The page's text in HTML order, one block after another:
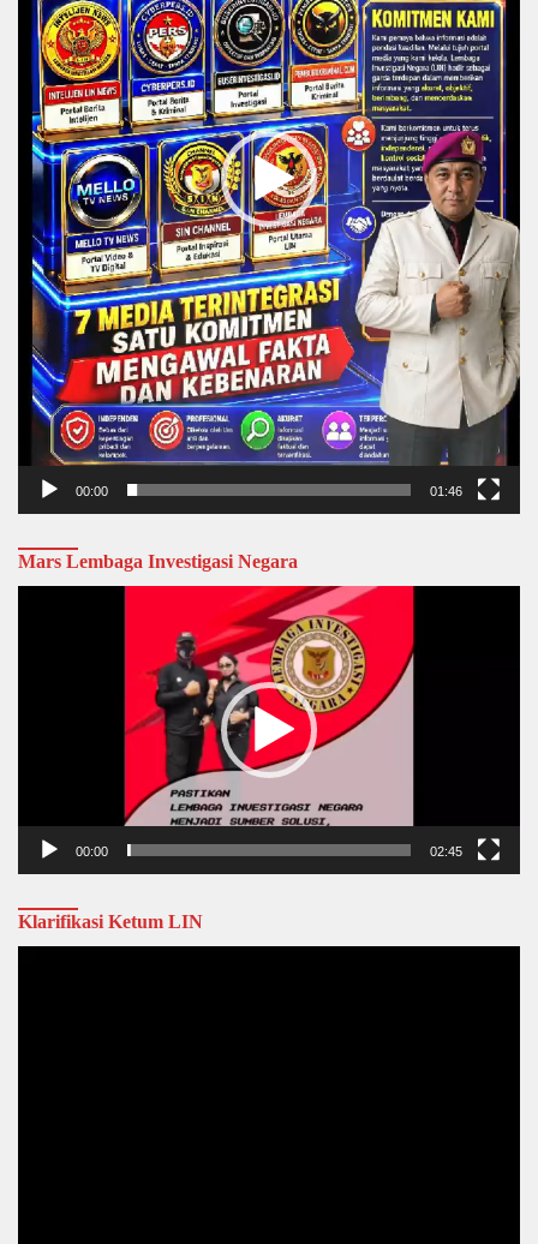
00:00 01:46
Mars Lembaga Investigasi Negara
00:00 02:45
Klarifikasi Ketum LIN